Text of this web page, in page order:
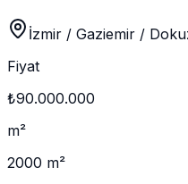
İzmir / Gaziemir /
Fiyat
₺90.000.000
m²
2000 m²